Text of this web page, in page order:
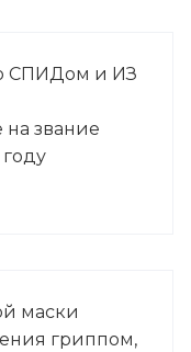
СПИДом и ИЗ
на звание
маски
гриппом,